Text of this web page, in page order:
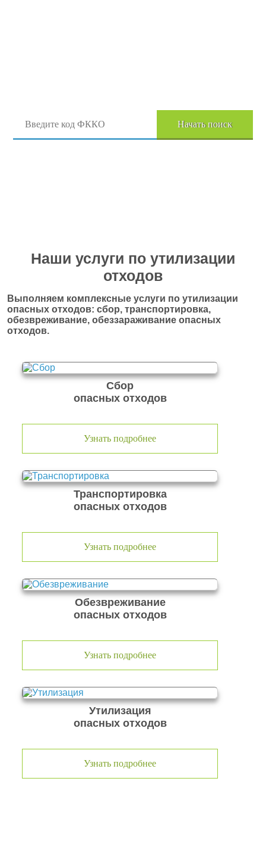
Начать поиск
Наши услуги по утилизации
отходов
Выполняем комплексные услуги по утилизации
опасных отходов: сбор, транспортировка,
обезвреживание, обеззараживание опасных
отходов.
Сбор
опасных отходов
Узнать подробнее
Транспортировка
опасных отходов
Узнать подробнее
Обезвреживание
опасных отходов
Узнать подробнее
Утилизация
опасных отходов
Узнать подробнее